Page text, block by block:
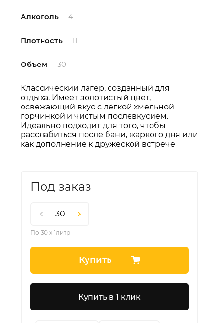
Алкоголь 4
Плотность 11
Объем 30
Классический лагер, созданный для
отдыха. Имеет золотистый цвет,
освежающий вкус с лёгкой хмельной
горчинкой и чистым послевкусием.
Идеально подходит для того, чтобы
расслабиться после бани, жаркого дня или
как дополнение к дружеской встрече
Под заказ
По 30 х 1литр
Купить
Купить в 1 клик